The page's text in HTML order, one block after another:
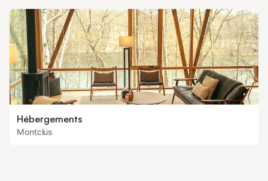
Hébergements
Montclus